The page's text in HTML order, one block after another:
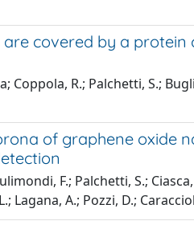
covered by a
Coppola, R.; Palchetti, S.;
of graphene oxide
F.; Palchetti, S.;
Lagana, A.; Pozzi, D.;